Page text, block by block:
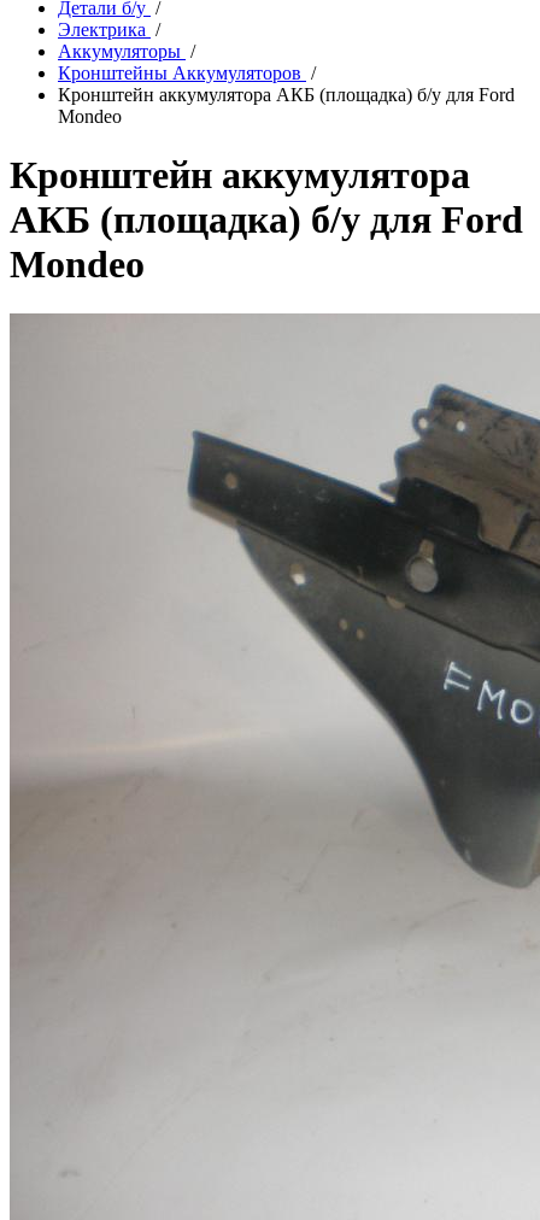
Детали б/у /
Электрика /
Аккумуляторы /
Кронштейны Аккумуляторов /
Кронштейн аккумулятора АКБ (площадка) б/у для Ford
Mondeo
Кронштейн аккумулятора
АКБ (площадка) б/у для Ford
Mondeo